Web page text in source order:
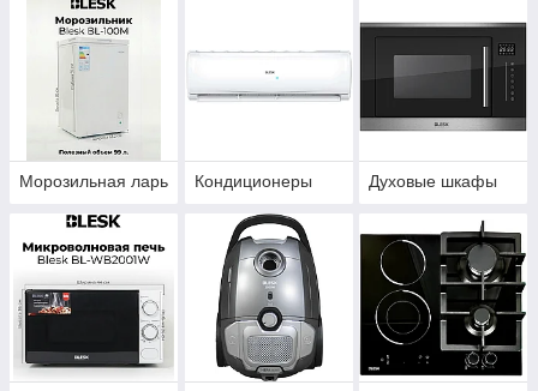
Морозильная ларь Кондиционеры Духовые шкафы